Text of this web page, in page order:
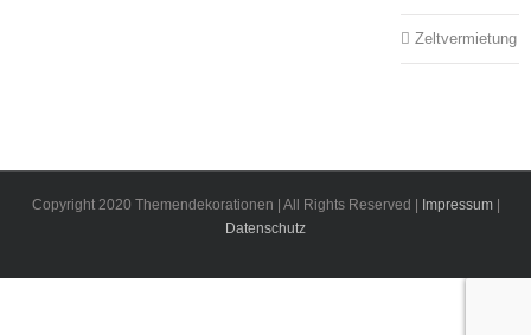
Zeltvermietung
Copyright 2020 Themendekorationen | All Rights Reserved | Impressum|
Datenschutz